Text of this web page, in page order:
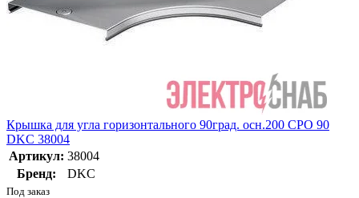
Крышка для угла горизонтального 90град. осн.200 CPO 90
DKC 38004
Артикул: 38004
Бренд:
DKC
Под заказ